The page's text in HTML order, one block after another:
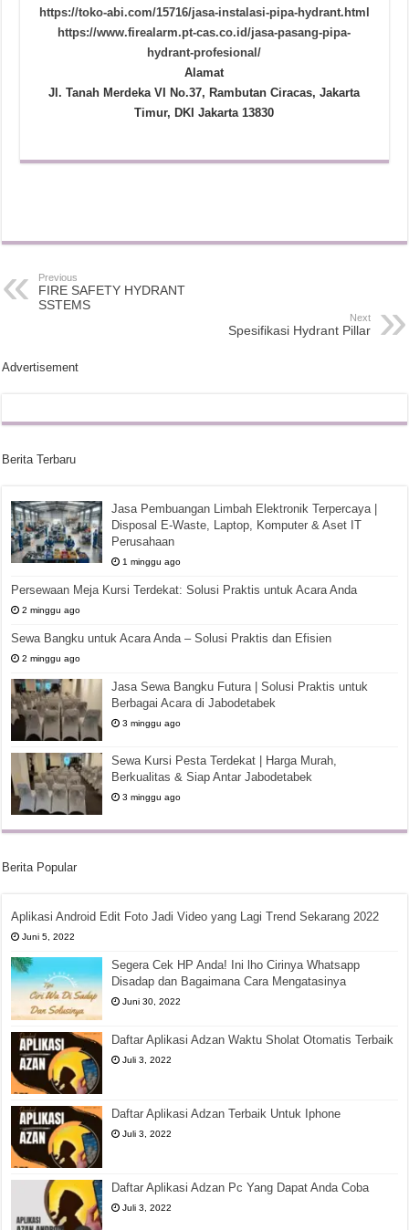
https://toko-abi.com/15716/jasa-instalasi-pipa-hydrant.html
https://www.firealarm.pt-cas.co.id/jasa-pasang-pipa-
hydrant-profesional/
Alamat
Jl. Tanah Merdeka VI No.37, Rambutan Ciracas, Jakarta
Timur, DKI Jakarta 13830
Previous
FIRE SAFETY HYDRANT
SSTEMS
Next
Spesifikasi Hydrant Pillar
Advertisement
Berita Terbaru
Jasa Pembuangan Limbah Elektronik Terpercaya |
Disposal E-Waste, Laptop, Komputer & Aset IT
Perusahaan
1 minggu ago
Persewaan Meja Kursi Terdekat: Solusi Praktis untuk Acara Anda
2 minggu ago
Sewa Bangku untuk Acara Anda – Solusi Praktis dan Efisien
2 minggu ago
Jasa Sewa Bangku Futura | Solusi Praktis untuk
Berbagai Acara di Jabodetabek
3 minggu ago
Sewa Kursi Pesta Terdekat | Harga Murah,
Berkualitas & Siap Antar Jabodetabek
3 minggu ago
Berita Popular
Aplikasi Android Edit Foto Jadi Video yang Lagi Trend Sekarang 2022
Juni 5, 2022
Segera Cek HP Anda! Ini lho Cirinya Whatsapp
Disadap dan Bagaimana Cara Mengatasinya
Juni 30, 2022
Daftar Aplikasi Adzan Waktu Sholat Otomatis Terbaik
Juli 3, 2022
Daftar Aplikasi Adzan Terbaik Untuk Iphone
Juli 3, 2022
Daftar Aplikasi Adzan Pc Yang Dapat Anda Coba
Juli 3, 2022